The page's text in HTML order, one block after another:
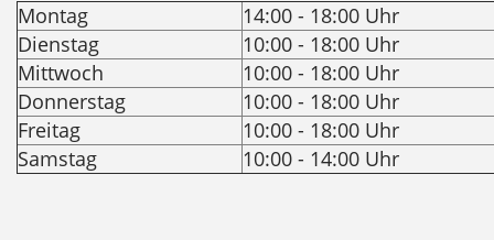
Montag
14:00 - 18:00 Uhr
Dienstag
10:00 - 18:00 Uhr
Mittwoch
10:00 - 18:00 Uhr
Donnerstag
10:00 - 18:00 Uhr
Freitag
10:00 - 18:00 Uhr
Samstag
10:00 - 14:00 Uhr